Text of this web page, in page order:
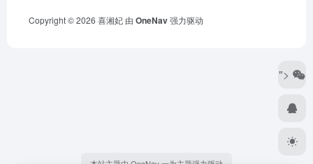
Copyright © 2026 喜湘妃 由 OneNav强力驱动
">